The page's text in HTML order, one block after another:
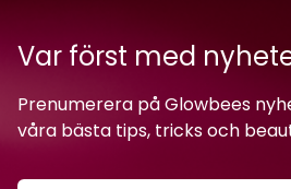
Var först med
Prenumerera på Glowbees
våra bästa tips, tricks och